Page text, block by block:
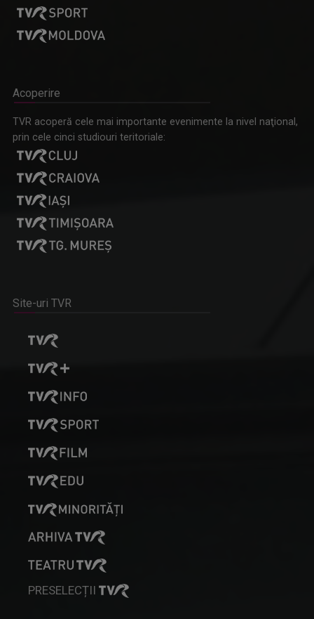
Acoperire
TVR acoperă cele mai importante evenimente la nivel naţional,
prin cele cinci studiouri teritoriale:
Site-uri TVR
PRESELECȚII